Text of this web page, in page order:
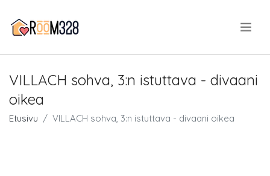
VILLACH sohva, 3:n istuttava - divaani
oikea
Etusivu VILLACH sohva, 3:n istuttava - divaani oikea